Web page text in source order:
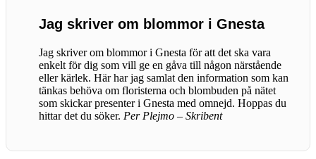
Jag skriver om blommor i Gnesta
Jag skriver om blommor i Gnesta för att det ska vara
enkelt för dig som vill ge en gåva till någon närstående
eller kärlek. Här har jag samlat den information som kan
tänkas behöva om floristerna och blombuden på nätet
som skickar presenter i Gnesta med omnejd. Hoppas du
hittar det du söker. Per Plejmo – Skribent